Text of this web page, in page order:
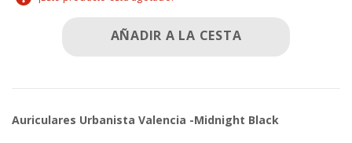
AÑADIR A LA CESTA
Auriculares Urbanista Valencia -Midnight Black